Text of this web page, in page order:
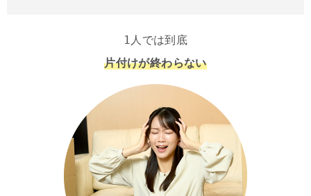
1人では到底
片付けが終わらない